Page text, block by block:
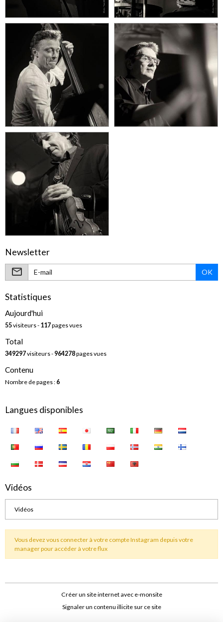
Newsletter
OK
Statistiques
Aujourd'hui
55visiteurs - 117pages vues
Total
349297visiteurs - 964278pages vues
Contenu
Nombre de pages : 6
Langues disponibles
Vidéos
Vidéos
Vous devez vous connecter à votre compte Instagram depuis votre
manager pour accéder à votre flux
Créer un site internet avec e-monsite
Signaler un contenu illicite sur ce site